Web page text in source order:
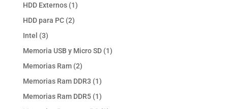
HDD Externos 11
HDD para PC 22
Intel 33
productos
Memoria USB y Micro SD 11
Memorias Ram 22
productos
Memorias Ram DDR3 11
producto
Memorias Ram DDR5 11